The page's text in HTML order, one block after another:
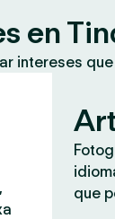
en
intereses
que